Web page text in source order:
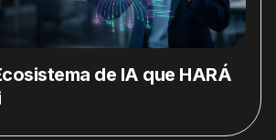
de IA que HARÁ